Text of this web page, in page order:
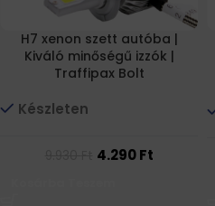
H7 xenon szett autóba |
Kiváló minőségű izzók |
Traffipax Bolt
Készleten
4.290Ft